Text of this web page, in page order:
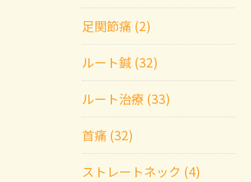
足関節痛 (2)
ルート鍼 (32)
ルート治療 (33)
首痛 (32)
ストレートネック (4)